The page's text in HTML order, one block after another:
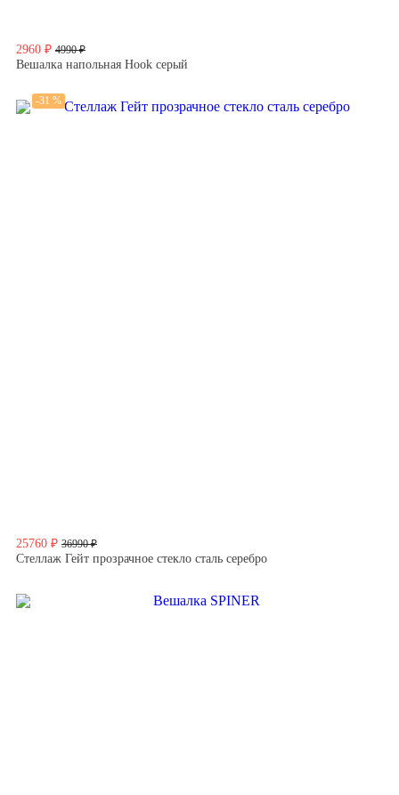
2960 ₽ 4990 ₽
Вешалка напольная Hook серый
25760 ₽ 36990 ₽
-31 %
Стеллаж Гейт прозрачное стекло сталь серебро